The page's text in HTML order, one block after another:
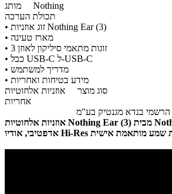
מותג Nothing
תכולת הערכה
• זוג אוזניות Nothing Ear (3)
• מארז טעינה
• 3 זוגות מתאמי סיליקון לאוזן
• כבל USB-C ל-USB-C
• מדריך למשתמש
• מידע בטיחות ואחריות
סוג מוצר אוזניות אלחוטיות
אחריות
הרשמי בנדא מגנטיק בע"מ
אוזניות אלחוטיות Nothing Ear (3) מבית Nothing עם ביטול רעשים